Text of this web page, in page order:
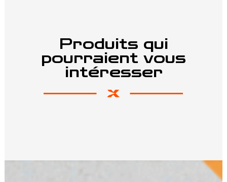
Produits qui
pourraient vous
intéresser